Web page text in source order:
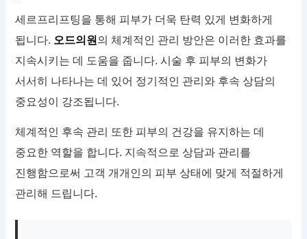
세르프리프팅을 통해 피부가 더욱 탄력 있게 변화하게
됩니다. 오드의원의 체계적인 관리 방안은 이러한 효과를
지속시키는 데 도움을 줍니다. 시술 후 피부의 변화가
서서히 나타나는 데 있어 정기적인 관리와 후속 상담의
중요성이 강조됩니다.
체계적인 후속 관리 또한 피부의 건강을 유지하는 데
중요한 역할을 합니다. 지속적으로 상담과 관리를
진행함으로써 고객 개개인의 피부 상태에 맞게 적절하게
관리해 드립니다.